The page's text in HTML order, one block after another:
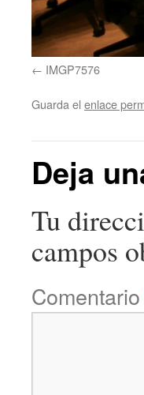
IMGP7576
Guarda el enlace
Deja
Tu
campos
Comentario